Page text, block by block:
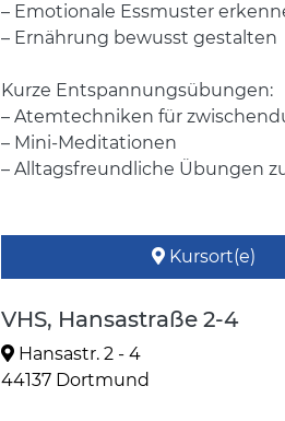
– Emotionale Essmuster
– Ernährung bewusst gestalten
Kurze Entspannungsübungen:
– Atemtechniken für
– Mini-Meditationen
– Alltagsfreundliche Übungen
Kursort(e)
VHS, Hansastraße 2-4
Hansastr. 2 - 4
44137 Dortmund